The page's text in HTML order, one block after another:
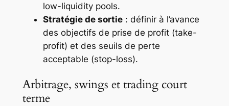
low-liquidity pools.
Stratégie de sortie: définir à l’avance
des objectifs de prise de profit (take-
profit) et des seuils de perte
acceptable (stop-loss).
Arbitrage, swings et trading court
terme